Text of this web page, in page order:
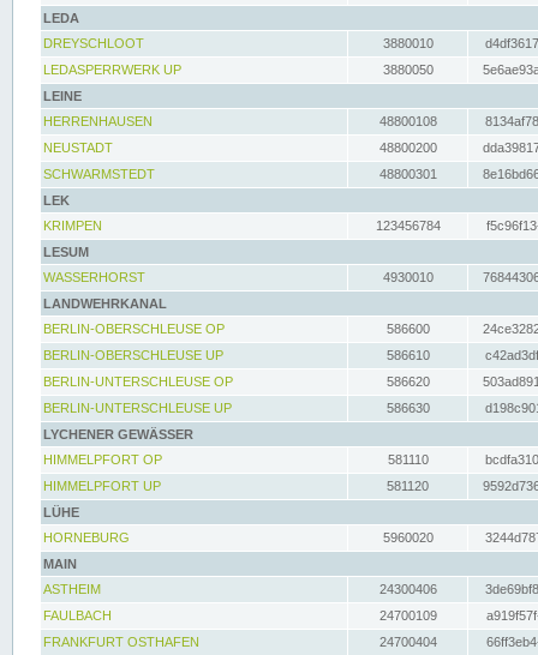
LEDA
DREYSCHLOOT
3880010
LEDASPERRWERK UP
3880050
LEINE
HERRENHAUSEN
48800108
NEUSTADT
48800200
SCHWARMSTEDT
48800301
LEK
KRIMPEN
123456784
LESUM
WASSERHORST
4930010
LANDWEHRKANAL
BERLIN-OBERSCHLEUSE OP
586600
BERLIN-OBERSCHLEUSE UP
586610
BERLIN-UNTERSCHLEUSE OP
586620
BERLIN-UNTERSCHLEUSE UP
586630
LYCHENER GEWÄSSER
HIMMELPFORT OP
581110
HIMMELPFORT UP
581120
LÜHE
HORNEBURG
5960020
MAIN
ASTHEIM
24300406
FAULBACH
24700109
FRANKFURT OSTHAFEN
24700404